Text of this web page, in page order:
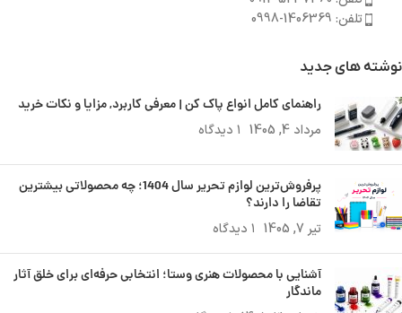
تلفن: 1406369-0998
نوشته های جدید
راهنمای کامل انواع پاک کن | معرفی کاربرد, مزایا و نکات خرید
مرداد 4, 1405 ۱ دیدگاه
پرفروش‌ترین لوازم تحریر سال 1404؛ چه محصولاتی بیشترین
تقاضا را دارند؟
تیر 7, 1405 ۱ دیدگاه
آشنایی با محصولات هنری وستا؛ انتخابی حرفه‌ای برای خلق آثار
ماندگار